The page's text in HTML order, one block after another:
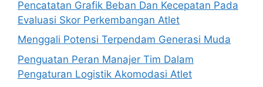
Pencatatan Grafik Beban Dan Kecepatan Pada
Evaluasi Skor Perkembangan Atlet
Menggali Potensi Terpendam Generasi Muda
Penguatan Peran Manajer Tim Dalam
Pengaturan Logistik Akomodasi Atlet